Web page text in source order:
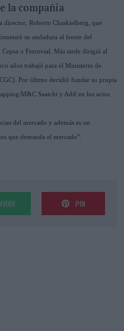
la compañía
director, Roberto Chaskielberg, que
su andadura al frente del
o Ferrovial. Más tarde dirigió al
años trabajó para el Ministerio de
Por último decidió fundar su propia
M&C Saatchi y Adif en los actos
del mercado y además es un
que demanda el mercado”.
PIN